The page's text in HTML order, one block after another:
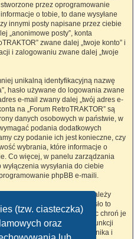
(tzw. ciasteczka)
oraz
przez oprogramowanie
o tobie, to dane wysyłane
innymi posty napisane przez ciebie
„anonimowe posty”, konta
zwane dalej „twoje konto” i
i zalogowaniu zwane dalej „twoje
unikalną identyfikacyjną nazwę
hasło używane do logowania zwane
e-mail zwany dalej „twój adres e-
na „Forum RetroTRAKTOR” są
danych osobowych w państwie, w
podania dodatkowych
czy podanie ich jest konieczne, czy
wybrania, które informacje o
Co więcej, w panelu zarządzania
wysyłania do ciebie
phpBB e-maili.
bezpieczne, niemniej nie należy
witrynach internetowych. Hasło to
RetroTRAKTOR”, więc chroń je
. Jeśli je zapomnisz, użyj funkcji
cię o podanie nazwy użytkownika i